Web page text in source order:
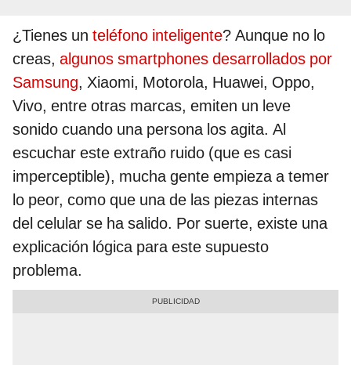
¿Tienes un teléfono inteligente? Aunque no lo
creas, algunos smartphones desarrollados por
Samsung, Xiaomi, Motorola, Huawei, Oppo,
Vivo, entre otras marcas, emiten un leve
sonido cuando una persona los agita. Al
escuchar este extraño ruido (que es casi
imperceptible), mucha gente empieza a temer
lo peor, como que una de las piezas internas
del celular se ha salido. Por suerte, existe una
explicación lógica para este supuesto
problema.